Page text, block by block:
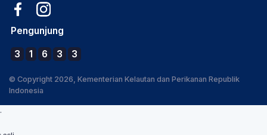
Pengunjung
3 1 6 3 3
© Copyright 2026, Kementerian Kelautan dan Perikanan Republik
Indonesia
.